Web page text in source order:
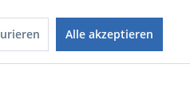
gerne
Alle akzeptieren